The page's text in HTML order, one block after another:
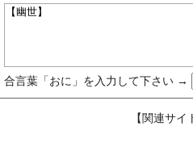
合言葉「おに」を入力して下さい →
【関連サイ